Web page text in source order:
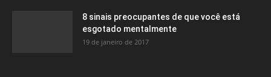
8 sinais preocupantes de que você está
esgotado mentalmente
19 de janeiro de 2017